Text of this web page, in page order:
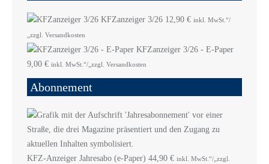
KFZanzeiger 3/26 12,90 € inkl. MwSt.“/
„zzgl. Versandkosten
KFZanzeiger 3/26 - E-Paper
9,00 € inkl. MwSt.“/„zzgl. Versandkosten
Abonnement
KFZ-Anzeiger Jahresabo (e-Paper) 44,90 € inkl. MwSt.“/„zzgl.